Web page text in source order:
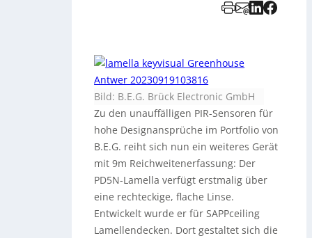
Bild: B.E.G. Brück Electronic GmbH
Zu den unauffälligen PIR-Sensoren für
hohe Designansprüche im Portfolio von
B.E.G. reiht sich nun ein weiteres Gerät
mit 9m Reichweitenerfassung: Der
PD5N-Lamella verfügt erstmalig über
eine rechteckige, flache Linse.
Entwickelt wurde er für SAPPceiling
Lamellendecken. Dort gestaltet sich die